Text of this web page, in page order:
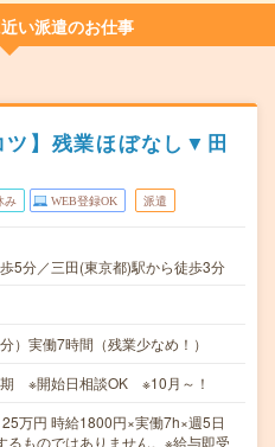
い派遣のお仕事
ツ】残業ほぼなし▼田
み WEB登録OK 派遣
5分／三田(東京都)駅から徒歩3分
）実働7時間（残業少なめ！）
※開始日相談OK ※10月～！
万円 時給1800円×実働7h×週5日
ものではありません。※給与即受